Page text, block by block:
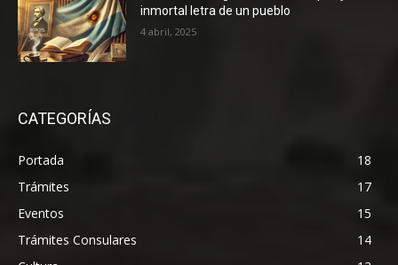
inmortal letra de un pueblo
4 abril, 2025
CATEGORÍAS
Portada
18
Trámites
17
Eventos
15
Trámites Consulares
14